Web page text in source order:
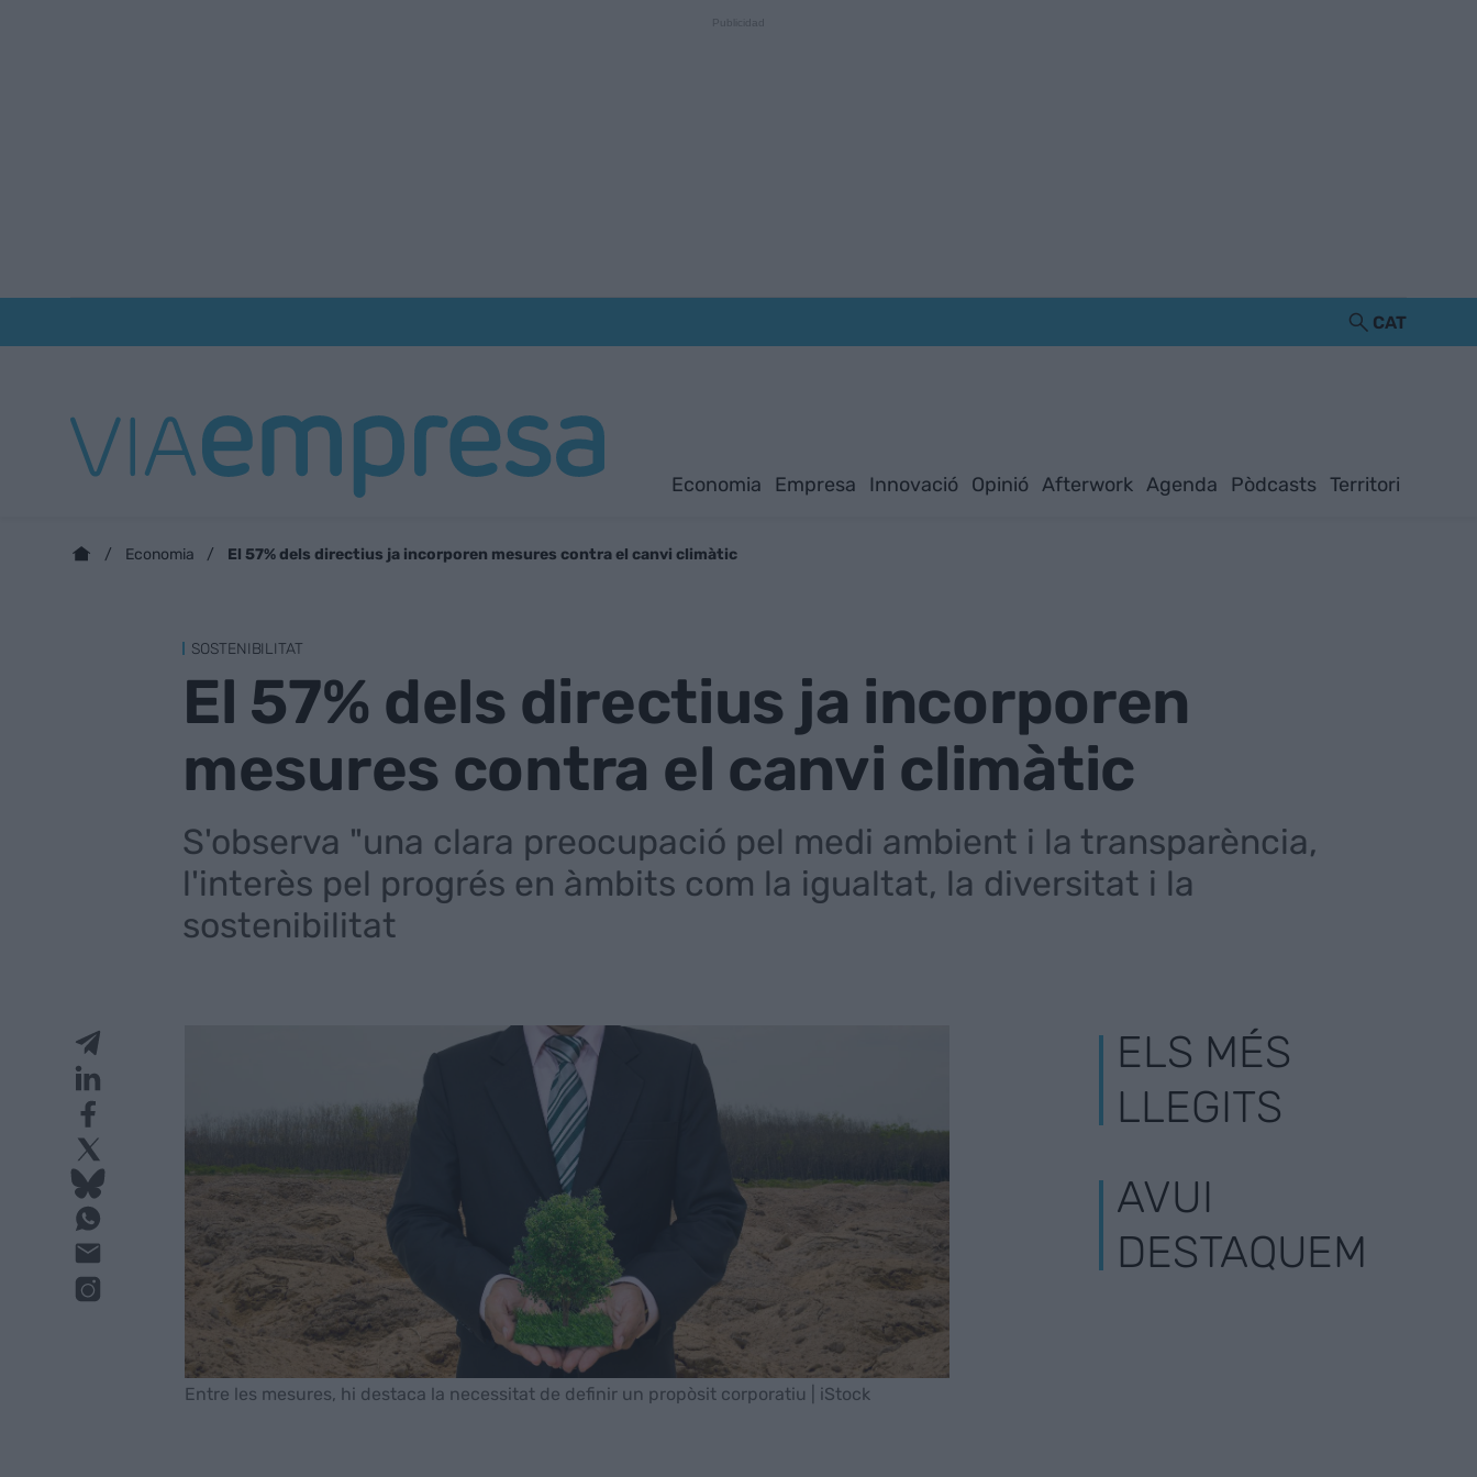
CAT
Economia Empresa Innovació Opinió Afterwork Agenda Pòdcasts Territori
Economia El 57% dels directius ja incorporen mesures contra el canvi climàtic
SOSTENIBILITAT
El 57% dels directius ja incorporen
mesures contra el canvi climàtic
S'observa "una clara preocupació pel medi ambient i la transparència,
l'interès pel progrés en àmbits com la igualtat, la diversitat i la
sostenibilitat
Entre les mesures, hi destaca la necessitat de definir un propòsit corporatiu | iStock
ELS MÉS
LLEGITS
AVUI
DESTAQUEM